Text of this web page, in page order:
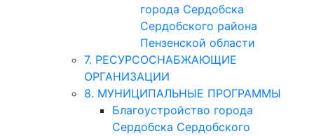
города Сердобска
Сердобского района
Пензенской области
7. РЕСУРСОСНАБЖАЮЩИЕ
ОРГАНИЗАЦИИ
8. МУНИЦИПАЛЬНЫЕ ПРОГРАММЫ
Благоустройство города
Сердобска Сердобского